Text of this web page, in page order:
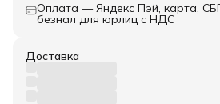
Оплата — Яндекс Пэй, карта,
безнал для юрлиц с НДС
Доставка